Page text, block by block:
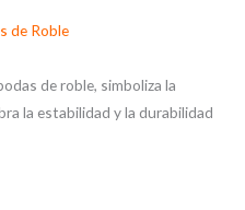
de Roble
de roble, simboliza la
la estabilidad y la durabilidad